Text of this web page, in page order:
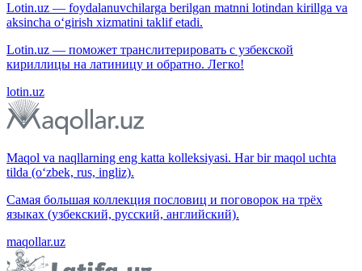
Lotin.uz — foydalanuvchilarga berilgan matnni lotindan kirillga va
aksincha o‘girish xizmatini taklif etadi.
Lotin.uz — поможет транслитерировать с узбекской
кириллицы на латиницу и обратно. Легко!
lotin.uz
Maqol va naqllarning eng katta kolleksiyasi. Har bir maqol uchta
tilda (o‘zbek, rus, ingliz).
Самая большая коллекция пословиц и поговорок на трёх
языках (узбекский, русский, английский).
maqollar.uz